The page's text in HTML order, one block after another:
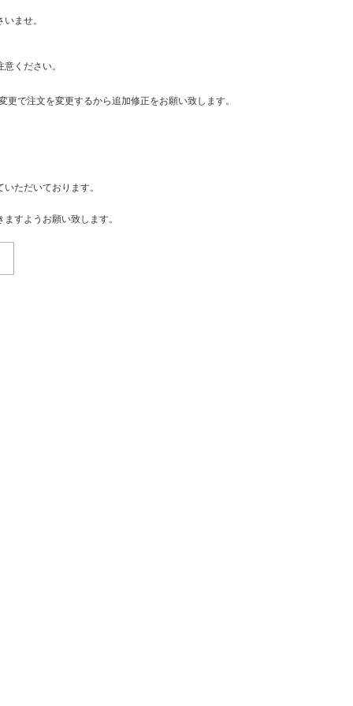
ませ。
ください。
で注文を変更するから追加修正をお願い致します。
ただいております。
すようお願い致します。